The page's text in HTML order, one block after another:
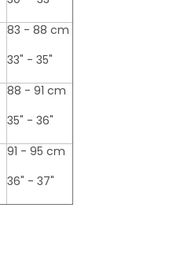
83 - 88 cm
33" - 35"
88 - 91 cm
35" - 36"
91 - 95 cm
36" - 37"